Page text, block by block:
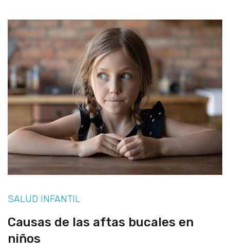
SALUD INFANTIL
Causas de las aftas bucales en
niños